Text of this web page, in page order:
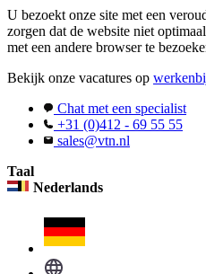
U bezoekt onze site met een
zorgen dat de website niet
met een andere browser te
Bekijk onze vacatures op
Chat met een specialist
+31 (0)412 - 69 55 55
sales@vtn.nl
Taal
Nederlands